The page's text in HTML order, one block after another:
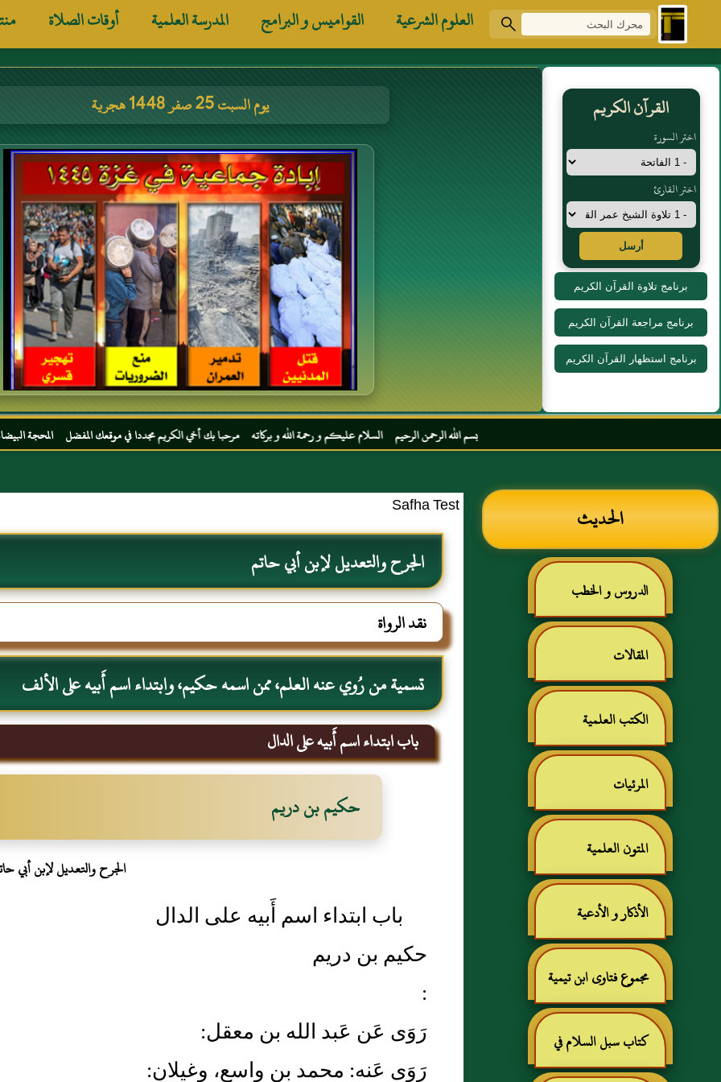
العلوم الشرعية القواميس و البرامج المدرسة العلمية أوقات الصلاة
القرآن الكريم
اختر السورة
اختر القارئ
أرسل
برنامج تلاوة القرآن الكريم
برنامج مراجعة القرآن الكريم
برنامج استظهار القرآن الكريم
يوم السبت 25 صفر 1448 هجرية
بسم الله الرحمن الرحيم السلام عليكم و رحمة الله و بركاته مرحبا بك أخي الكريم مجددا في موقعك المفضل المحجة البيضاء موقع الحبر
الحديث
الدروس و الخطب
المقالات
الكتب العلمية
المرئيات
المتون العلمية
الأذكار و الأدعية
مجموع فتاوى ابن تيمية
كتاب سبل السلام في
Safha Test
الجرح والتعديل لإبن أبي حاتم
نقد الرواة
تسمية من رُوي عنه العلم، ممن اسمه حكيم، وابتداء اسم أَبيه على الألف
باب ابتداء اسم أَبيه على الدال
حكيم بن دريم
الجرح والتعديل لإبن أبي
باب ابتداء اسم أَبيه على الدال
حكيم بن دريم
:
رَوَى عَن عَبد الله بن معقل:
رَوَى عَنه: محمد بن واسع، وغيلان: